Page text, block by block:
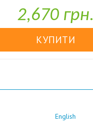
2,670 грн.
English